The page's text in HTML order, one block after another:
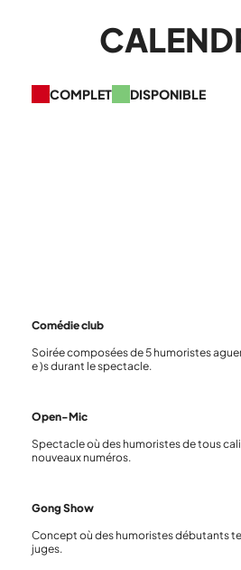
COMPLET DISPONIBLE
Comédie club
Soirée composées de 5 humoristes
e )s durant le spectacle.
Open-Mic
Spectacle où des humoristes de tous
nouveaux numéros.
Gong Show
Concept où des humoristes débutants
juges.